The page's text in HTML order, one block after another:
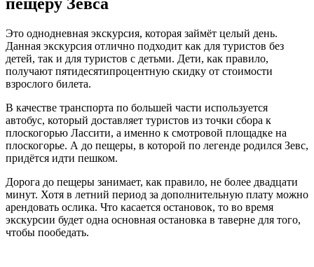
Это однодневная экскурсия, которая займёт целый день.
Данная экскурсия отлично подходит как для туристов без
детей, так и для туристов с детьми. Дети, как правило,
получают пятидесятипроцентную скидку от стоимости
взрослого билета.
В качестве транспорта по большей части используется
автобус, который доставляет туристов из точки сбора к
плоскогорью Лассити, а именно к смотровой площадке на
плоскогорье. А до пещеры, в которой по легенде родился Зевс,
придётся идти пешком.
Дорога до пещеры занимает, как правило, не более двадцати
минут. Хотя в летний период за дополнительную плату можно
арендовать ослика. Что касается остановок, то во время
экскурсии будет одна основная остановка в таверне для того,
чтобы пообедать.